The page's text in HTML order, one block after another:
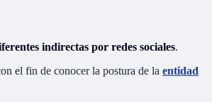
indirectas por redes sociales.
el fin de conocer la postura de la entidad